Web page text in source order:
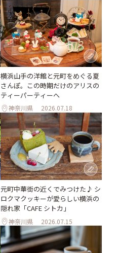
横浜山手の洋館と元町をめぐる夏
さんぽ。この時期だけのアリスの
ティーパーティーへ
神奈川県 2026.07.18
元町中華街の近くでみつけた♪ シ
ロクマクッキーが愛らしい横浜の
隠れ家「CAFE シトカ」
神奈川県 2026.07.15